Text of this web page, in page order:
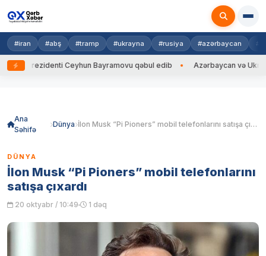
#iran #abş #tramp #ukrayna #rusiya #azərbaycan
Ceyhun Bayramovu qəbul edib Azərbaycan və Ukrayna XİN
Ana
Səhifə
Dünya İlon Musk “Pi Pioners” mobil telefonlarını satışa çıxardı
DÜNYA
İlon Musk “Pi Pioners” mobil telefonlarını
satışa çıxardı
20 oktyabr / 10:49 1 dəq